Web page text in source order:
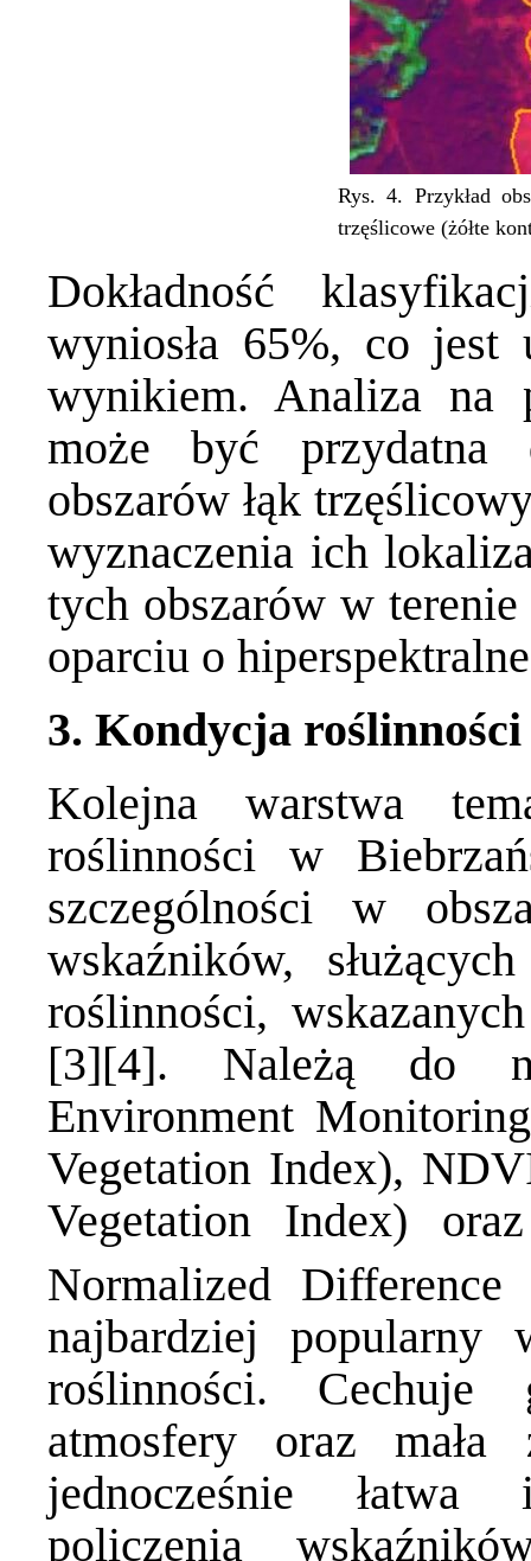
Rys. 4. Przykład
trzęślicowe (żółte
Dokładność
wyniosła 65%, co jest
wynikiem. Analiza na
może być przydatna
obszarów łąk
wyznaczenia ich
tych obszarów w
oparciu o
3. Kondycja roślinności
Kolejna warstwa
roślinności w
szczególności w
wskaźników,
roślinności,
[3][4]. Należą do
Environment
Vegetation Index),
Vegetation Index)
Normalized
najbardziej popularny
roślinności.
atmosfery oraz mała
jednocześnie łatwa
policzenia